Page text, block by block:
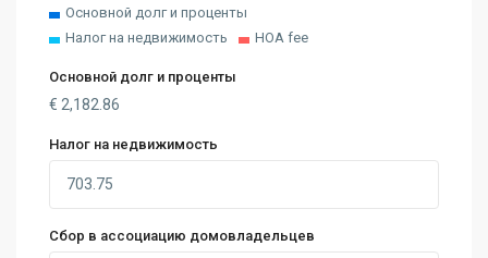
Основной долг и проценты
Налог на недвижимость
HOA fee
Основной долг и проценты
€2,182.86
Налог на недвижимость
Сбор в ассоциацию домовладельцев